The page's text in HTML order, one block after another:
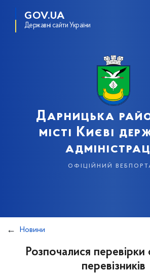
GOV.UA
Державні сайти України
Дарницька
місті Києві
офіційний
Новини
Розпочалися перевірки
перевізників